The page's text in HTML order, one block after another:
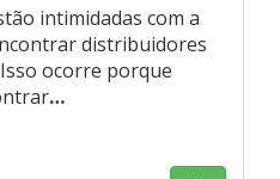
intimidadas com a
distribuidores
ocorre porque
…